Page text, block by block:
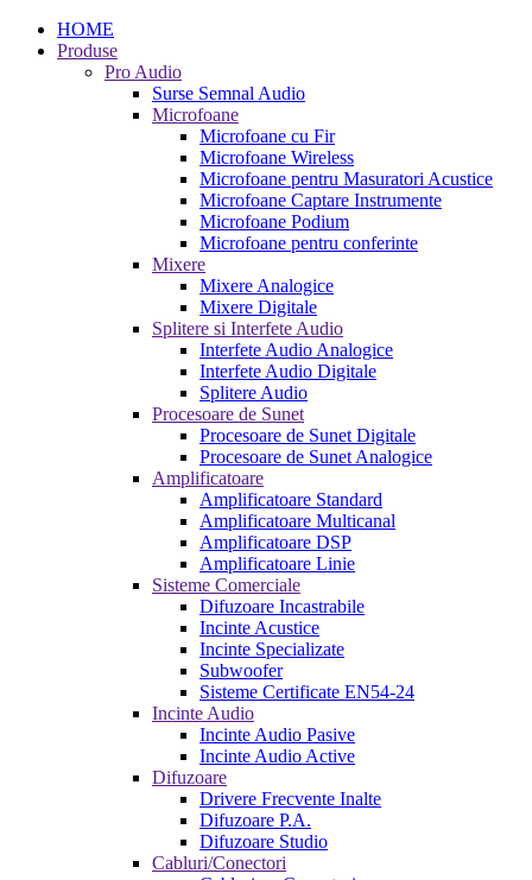
HOME
Produse
Pro Audio
Surse Semnal Audio
Microfoane
Microfoane cu Fir
Microfoane Wireless
Microfoane pentru Masuratori Acustice
Microfoane Captare Instrumente
Microfoane Podium
Microfoane pentru conferinte
Mixere
Mixere Analogice
Mixere Digitale
Splitere si Interfete Audio
Interfete Audio Analogice
Interfete Audio Digitale
Splitere Audio
Procesoare de Sunet
Procesoare de Sunet Digitale
Procesoare de Sunet Analogice
Amplificatoare
Amplificatoare Standard
Amplificatoare Multicanal
Amplificatoare DSP
Amplificatoare Linie
Sisteme Comerciale
Difuzoare Incastrabile
Incinte Acustice
Incinte Specializate
Subwoofer
Sisteme Certificate EN54-24
Incinte Audio
Incinte Audio Pasive
Incinte Audio Active
Difuzoare
Drivere Frecvente Inalte
Difuzoare P.A.
Difuzoare Studio
Cabluri/Conectori